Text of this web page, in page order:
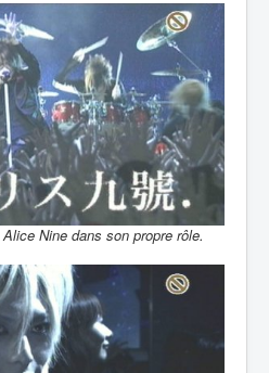
Nine dans son propre rôle.